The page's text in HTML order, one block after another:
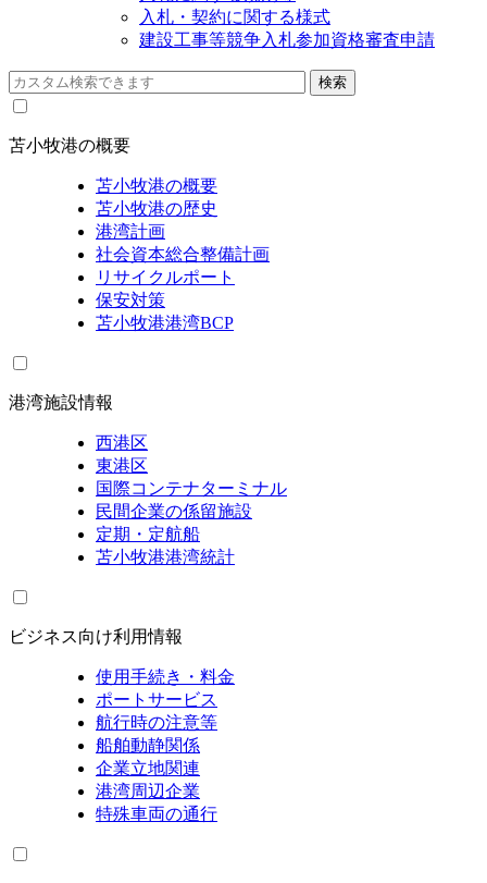
入札・契約に関する様式
建設工事等競争入札参加資格審査申請
苫小牧港の概要
苫小牧港の概要
苫小牧港の歴史
港湾計画
社会資本総合整備計画
リサイクルポート
保安対策
苫小牧港港湾BCP
港湾施設情報
西港区
東港区
国際コンテナターミナル
民間企業の係留施設
定期・定航船
苫小牧港港湾統計
ビジネス向け利用情報
使用手続き・料金
ポートサービス
航行時の注意等
船舶動静関係
企業立地関連
港湾周辺企業
特殊車両の通行